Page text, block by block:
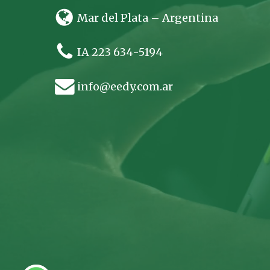
Mar del Plata – Argentina
IA 223 634-5194
info@eedy.com.ar